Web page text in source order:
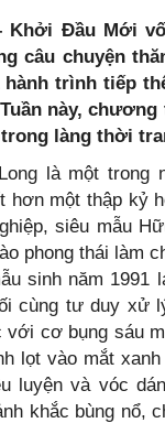
Khởi Đầu Mới
câu chuyện
trình tiếp
này,
làng thời
là một
hơn một thập kỷ
siêu mẫu
phong thái làm
sinh năm
cùng tư duy xử
với cơ bụng sáu
lọt vào mắt
luyện và vóc
khắc bùng nổ,